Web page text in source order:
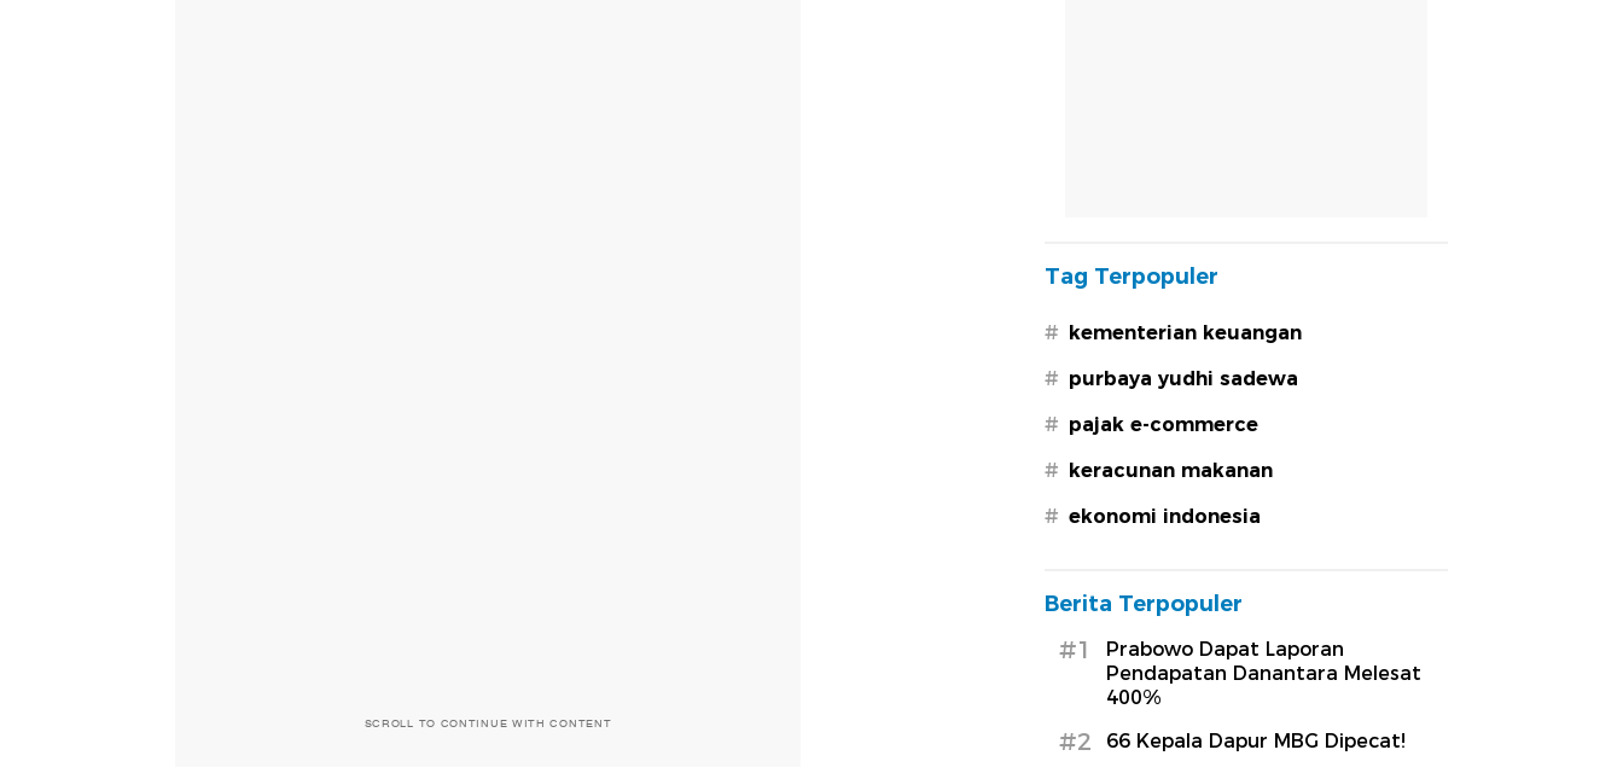
SCROLL TO CONTINUE WITH CONTENT
Tag Terpopuler
# kementerian keuangan
# purbaya yudhi sadewa
# pajak e-commerce
# keracunan makanan
# ekonomi indonesia
Berita Terpopuler
#1
Prabowo Dapat Laporan
Pendapatan Danantara Melesat
400%
#2 66 Kepala Dapur MBG Dipecat!